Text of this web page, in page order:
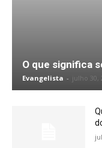
O que significa
Evangelista - julho 30,